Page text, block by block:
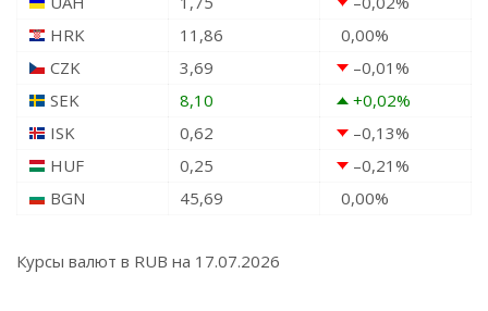
HRK
11,86 0,00%
CZK
3,69 –0,01%
SEK
8,10 +0,02%
ISK
0,62 –0,13%
HUF
0,25 –0,21%
BGN
45,69 0,00%
Курсы валют в RUB на 17.07.2026